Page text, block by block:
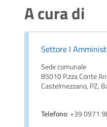
A cura di
Settore I
Sede comunale
85010 P.zza Conte
Castelmezzano, PZ,
Telefono: +39 0971